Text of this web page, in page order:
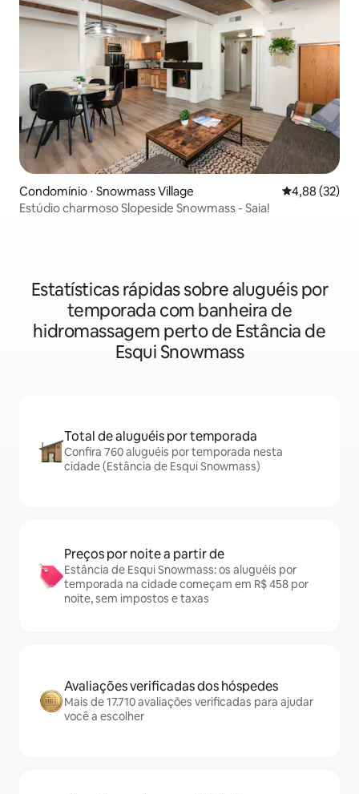
Condomínio ⋅ Snowmass Village 4,88 de uma
4,88 (32)
Estúdio charmoso Slopeside Snowmass - Saia!
Estatísticas rápidas sobre aluguéis por
temporada com banheira de
hidromassagem perto de Estância de
Esqui Snowmass
Total de aluguéis por temporada
Confira 760 aluguéis por temporada nesta
cidade (Estância de Esqui Snowmass)
Preços por noite a partir de
Estância de Esqui Snowmass: os aluguéis por
temporada na cidade começam em R$ 458 por
noite, sem impostos e taxas
Avaliações verificadas dos hóspedes
Mais de 17.710 avaliações verificadas para ajudar
você a escolher